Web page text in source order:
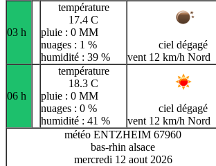
03 h
température
17.4 C
pluie : 0 MM
nuages : 1 %
humidité : 39 %
ciel dégagé
vent 12 km/h Nord
06 h
température
18.3 C
pluie : 0 MM
nuages : 0 %
humidité : 41 %
ciel dégagé
vent 12 km/h Nord
météo ENTZHEIM 67960
bas-rhin alsace
mercredi 12 aout 2026